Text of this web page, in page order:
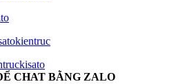
CHAT BẰNG ZALO